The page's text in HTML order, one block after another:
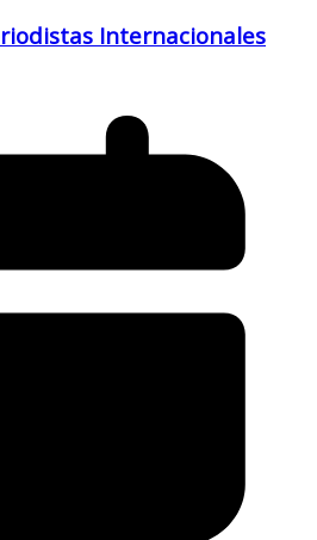
Internacionales